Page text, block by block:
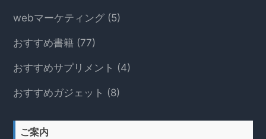
webマーケティング (5)
おすすめ書籍 (77)
おすすめサプリメント (4)
おすすめガジェット (8)
ご案内